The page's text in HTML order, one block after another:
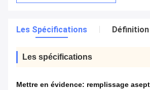
Les Spécifications Définition
Les spécifications
Mettre en évidence: remplissage